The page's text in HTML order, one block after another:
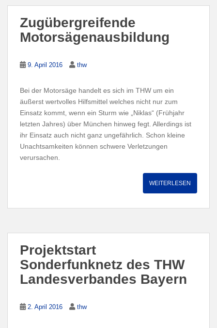
Zugübergreifende
Motorsägenausbildung
9. April 2016 thw
Bei der Motorsäge handelt es sich im THW um ein
äußerst wertvolles Hilfsmittel welches nicht nur zum
Einsatz kommt, wenn ein Sturm wie „Niklas“ (Frühjahr
letzten Jahres) über München hinweg fegt. Allerdings ist
ihr Einsatz auch nicht ganz ungefährlich. Schon kleine
Unachtsamkeiten können schwere Verletzungen
verursachen.
WEITERLESEN
Projektstart
Sonderfunknetz des THW
Landesverbandes Bayern
2. April 2016 thw